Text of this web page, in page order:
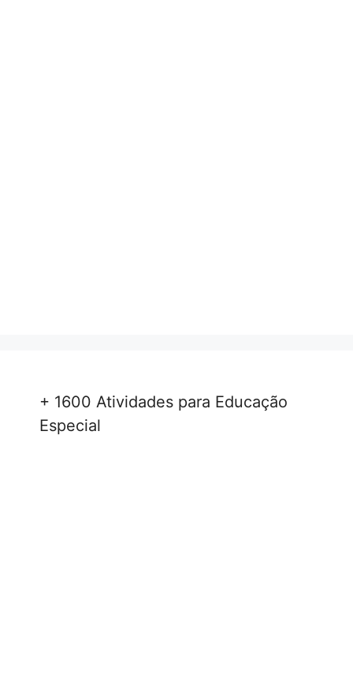
+ 1600 Atividades para Educação
Especial